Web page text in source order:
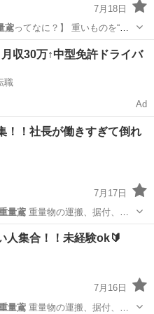
7月18日
鳶ってなに？】 重いものを“安
月収30万↑中型免許ドライバ
職
Ad
！！社長が働きすぎて倒れ
7月17日
量鳶重量物の運搬、据付、揚
人集合！！未経験ok🔰
7月16日
量鳶重量物の運搬、据付、揚